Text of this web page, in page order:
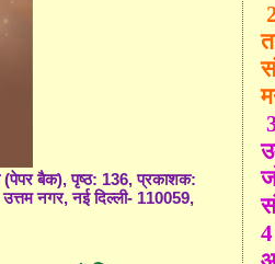
4
(पेपर बैक), पृष्ठ: 136, प्रकाशक:
नगर, नई दिल्ली- 110059,